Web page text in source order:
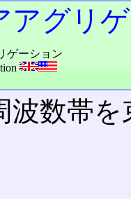
アグリ
ゲーション
波数帯